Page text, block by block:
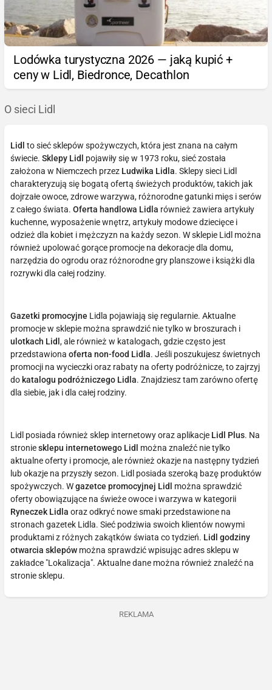
Lodówka turystyczna 2026 — jaką kupić +
ceny w Lidl, Biedronce, Decathlon
O sieci Lidl
Lidl to sieć sklepów spożywczych, która jest znana na całym
świecie. Sklepy Lidl pojawiły się w 1973 roku, sieć została
założona w Niemczech przez Ludwika Lidla. Sklepy sieci Lidl
charakteryzują się bogatą ofertą świeżych produktów, takich jak
dojrzałe owoce, zdrowe warzywa, różnorodne gatunki mięs i serów
z całego świata. Oferta handlowa Lidla również zawiera artykuły
kuchenne, wyposażenie wnętrz, artykuły modowe dziecięce i
odzież dla kobiet i mężczyzn na każdy sezon. W sklepie Lidl można
również upolować gorące promocje na dekoracje dla domu,
narzędzia do ogrodu oraz różnorodne gry planszowe i książki dla
rozrywki dla całej rodziny.
Gazetki promocyjne Lidla pojawiają się regularnie. Aktualne
promocje w sklepie można sprawdzić nie tylko w broszurach i
ulotkach Lidl , ale również w katalogach, gdzie często jest
przedstawiona oferta non-food Lidla. Jeśli poszukujesz świetnych
promocji na wycieczki oraz rabaty na oferty podróżnicze, to zajrzyj
do katalogu podróżniczego Lidla. Znajdziesz tam zarówno ofertę
dla siebie, jak i dla całej rodziny.
Lidl posiada również sklep internetowy oraz aplikacje Lidl Plus. Na
stroniesklepu internetowego Lidl
można znaleźć nie tylko
aktualne oferty i promocje, ale również okazje na następny tydzień
lub okazje na przyszły sezon. Lidl posiada szeroką bazę produktów
spożywczych. Wgazetce promocyjnej Lidl
można sprawdzić
oferty obowiązujące na świeże owoce i warzywa w kategorii
Ryneczek Lidla oraz odkryć nowe smaki przedstawione na
stronach gazetek Lidla. Sieć podziwia swoich klientów nowymi
produktami z różnych zakątków świata co tydzień. Lidl godziny
otwarcia sklepów można sprawdzić wpisując adres sklepu w
zakładce "Lokalizacja". Aktualne dane można również znaleźć na
stronie sklepu.
REKLAMA